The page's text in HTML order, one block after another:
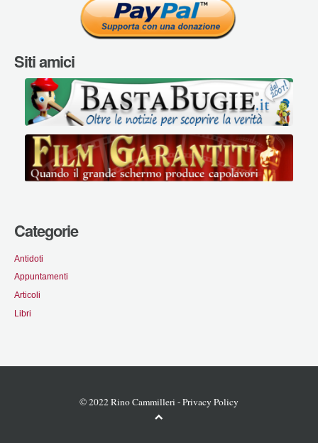
Siti amici
Categorie
Antidoti
Appuntamenti
Articoli
Libri
© 2022 Rino Cammilleri -Privacy Policy